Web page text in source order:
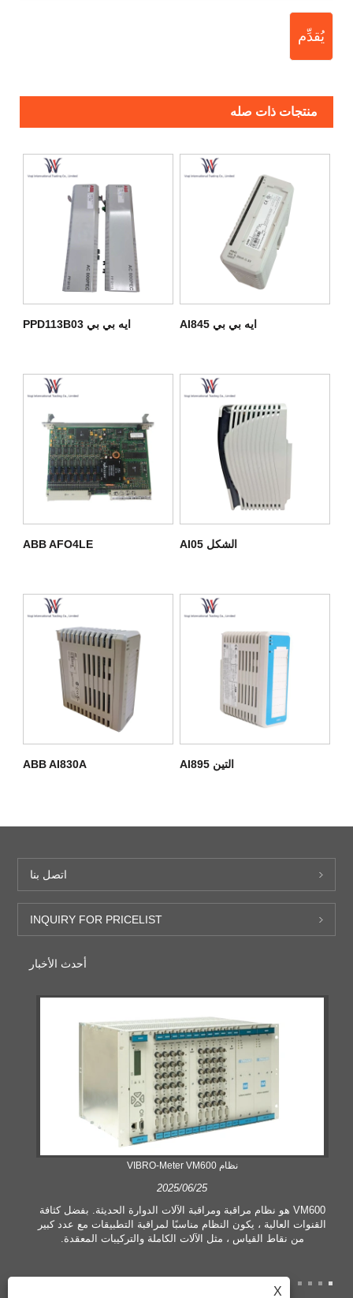
يُقدِّم
منتجات ذات صله
ايه بي بي PPD113B03 ايه بي بي AI845
ABB AFO4LE الشكل AI05
ABB AI830A التين AI895
اتصل بنا
INQUIRY FOR PRICELIST
أحدث الأخبار
نظام VIBRO-Meter VM600
2025/06/25
VM600 هو نظام مراقبة ومراقبة الآلات الدوارة الحديثة. بفضل كثافة
القنوات العالية ، يكون النظام مناسبًا لمراقبة التطبيقات مع عدد كبير
من نقاط القياس ، مثل الآلات الكاملة والتركيبات المعقدة.
X